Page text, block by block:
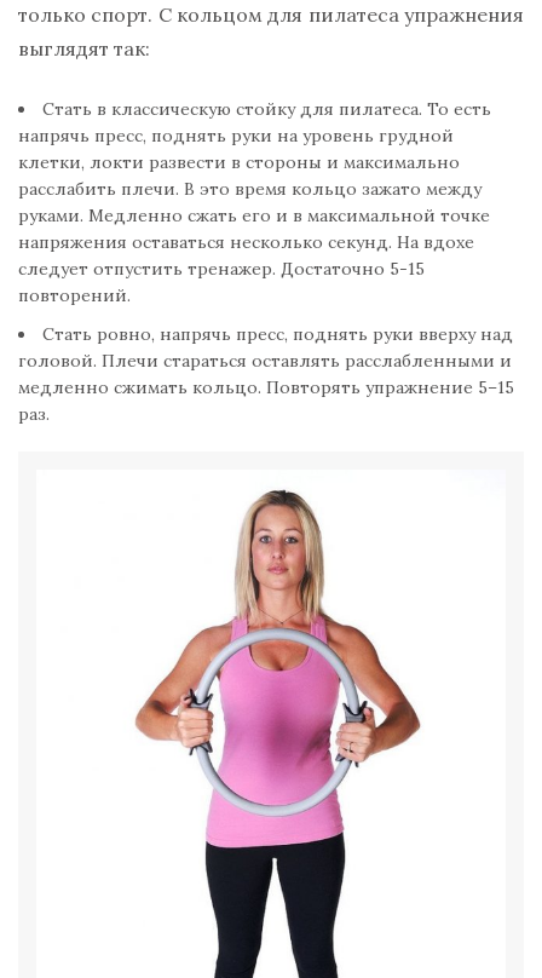
только спорт. С кольцом для пилатеса упражнения
выглядят так:
Стать в классическую стойку для пилатеса. То есть
напрячь пресс, поднять руки на уровень грудной
клетки, локти развести в стороны и максимально
расслабить плечи. В это время кольцо зажато между
руками. Медленно сжать его и в максимальной точке
напряжения оставаться несколько секунд. На вдохе
следует отпустить тренажер. Достаточно 5-15
повторений.
Стать ровно, напрячь пресс, поднять руки вверху над
головой. Плечи стараться оставлять расслабленными и
медленно сжимать кольцо. Повторять упражнение 5–15
раз.